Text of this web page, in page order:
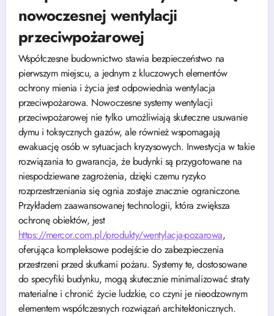
nowoczesnej wentylacji
przeciwpożarowej
Współczesne budownictwo stawia bezpieczeństwo na
pierwszym miejscu, a jednym z kluczowych elementów
ochrony mienia i życia jest odpowiednia wentylacja
przeciwpożarowa. Nowoczesne systemy wentylacji
przeciwpożarowej nie tylko umożliwiają skuteczne usuwanie
dymu i toksycznych gazów, ale również wspomagają
ewakuację osób w sytuacjach kryzysowych. Inwestycja w takie
rozwiązania to gwarancja, że budynki są przygotowane na
niespodziewane zagrożenia, dzięki czemu ryzyko
rozprzestrzeniania się ognia zostaje znacznie ograniczone.
Przykładem zaawansowanej technologii, która zwiększa
ochronę obiektów, jest
https://mercor.com.pl/produkty/wentylacja-pozarowa,
oferująca kompleksowe podejście do zabezpieczenia
przestrzeni przed skutkami pożaru. Systemy te, dostosowane
do specyfiki budynku, mogą skutecznie minimalizować straty
materialne i chronić życie ludzkie, co czyni je nieodzownym
elementem współczesnych rozwiązań architektonicznych.